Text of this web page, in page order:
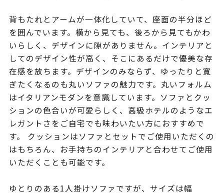
背もたれとアームが一体化していて、座面の半分ほど
を囲んでいます。横から見ても、後ろから見てもかわ
いらしく、デザインに隙がありません。インテリアと
してのデザイン性が高く、そこにあるだけで優美な存
在感を放ちます。デザインのみならず、ゆったりと寛
ぎたくなるのも丸いソファの魅力です。丸いフォルム
はイタリアンモダンを意識しています。ソファとクッ
ションの色合いが可愛らしく、高級ホテルのようなエ
レガントさをご自宅でも味わいたい方におすすめで
す。 クッションはソファとセットでご使用いただくの
はもちろん、お手持ちのインテリアと合わせてご使用
いただくことも可能です。
ゆとりのある1人掛けソファですが、サイズは幅